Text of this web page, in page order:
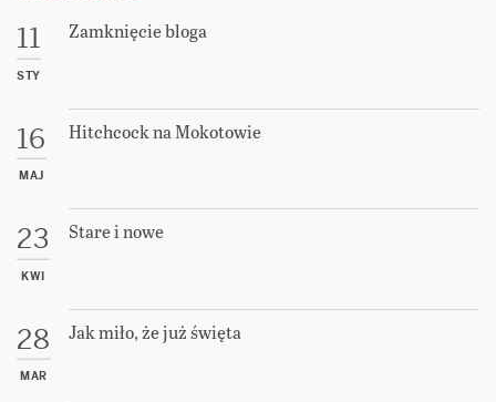
11
STY
Zamknięcie bloga
16
MAJ
Hitchcock na Mokotowie
23
KWI
Stare i nowe
28
MAR
Jak miło, że już święta